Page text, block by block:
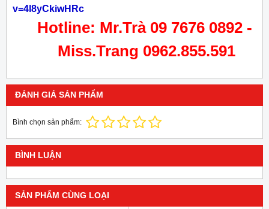
v=4l8yCkiwHRc
Hotline: Mr.Trà 09 7676 0892 -
Miss.Trang 0962.855.591
ĐÁNH GIÁ SẢN PHẨM
Bình chọn sản phẩm:
BÌNH LUẬN
SẢN PHẨM CÙNG LOẠI